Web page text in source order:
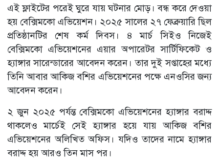
এই ফ্লাইটের পরেই ঘুরে যায় ঘটনার মোড়। বন্ধ করে দেওয়া
হয় বেক্সিমকো এভিয়েশন। ২০২৫ সালের ২৭ ফেব্রুয়ারি ছিল
প্রতিষ্ঠানটির শেষ কর্ম দিবস। ৪ মার্চ সিইও নিজেই
বেক্সিমকো এভিয়েশনের এয়ার অপারেটর সার্টিফিকেট ও
হ্যাঙ্গার সারেন্ডারের আবেদন করেন। তার দুই সপ্তাহের মধ্যে
তিনি আবার আকিজ বশির এভিয়েশনের পক্ষে এনওসির জন্য
আবেদন করেন।
২ জুন ২০২৫ পর্যন্ত বেক্সিমকো এভিয়েশনের হ্যাঙ্গার বরাদ্দ
থাকলেও মার্চেই সেই হ্যাঙ্গার হয়ে যায় আকিজ বশির
এভিয়েশনের অলিখিত অফিস। যদিও তাদের নামে হ্যাঙ্গার
বরাদ্দ হয় আরও তিন মাস পর।